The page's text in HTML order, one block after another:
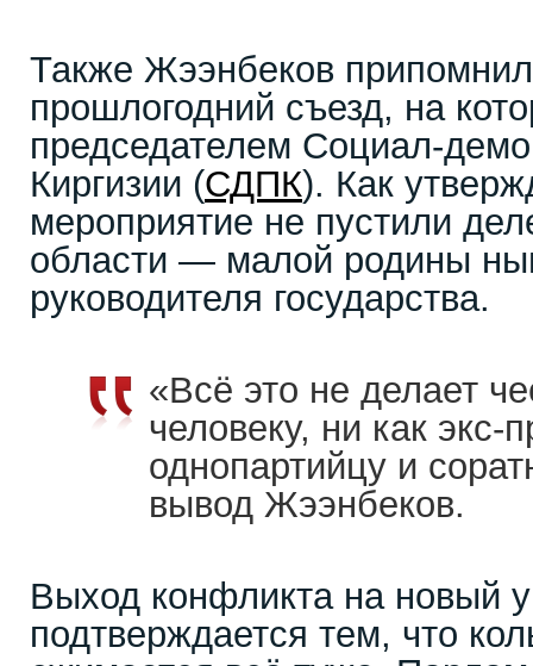
Также Жээнбеков
прошлогодний съезд, на
председателем Социал-
Киргизии (СДПК). Как
мероприятие не пустили
области — малой родины
руководителя государства.
«Всё это не делает
человеку, ни как экс-
однопартийцу и
вывод Жээнбеков.
Выход конфликта на новый
подтверждается тем, что